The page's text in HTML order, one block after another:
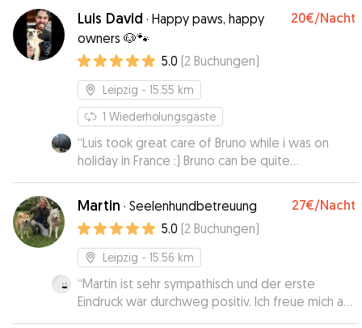
demás perritos y le encanta que le den cariño.
Cuidarla ha sido todo un placer y ojalá volver a
verla pronto , porque se ha ganado un lugar muy
grande en nuestra familia!!”
Luis David · Happy paws, happy
owners 🐶🐾
20€/Nacht
5.0 (2 Buchungen)
Leipzig - 15.55 km
1 Wiederholungsgäste
“Luis took great care of Bruno while i was on
holiday in France :) Bruno can be quite
challenging (prey drive and not the biggest fan
of other dogs) but Luis and his partner weren’t
fazed at all. I can highly recommend leaving your
dog in their loving hands :)”
Martin · Seelenhundbetreuung 27€/Nacht
5.0 (2 Buchungen)
Leipzig - 15.56 km
“Martin ist sehr sympathisch und der erste
Eindruck war durchweg positiv. Ich freue mich auf
den weiteren Kontakt.”